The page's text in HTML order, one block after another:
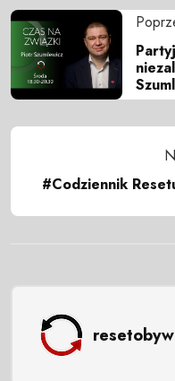
#Codziennik